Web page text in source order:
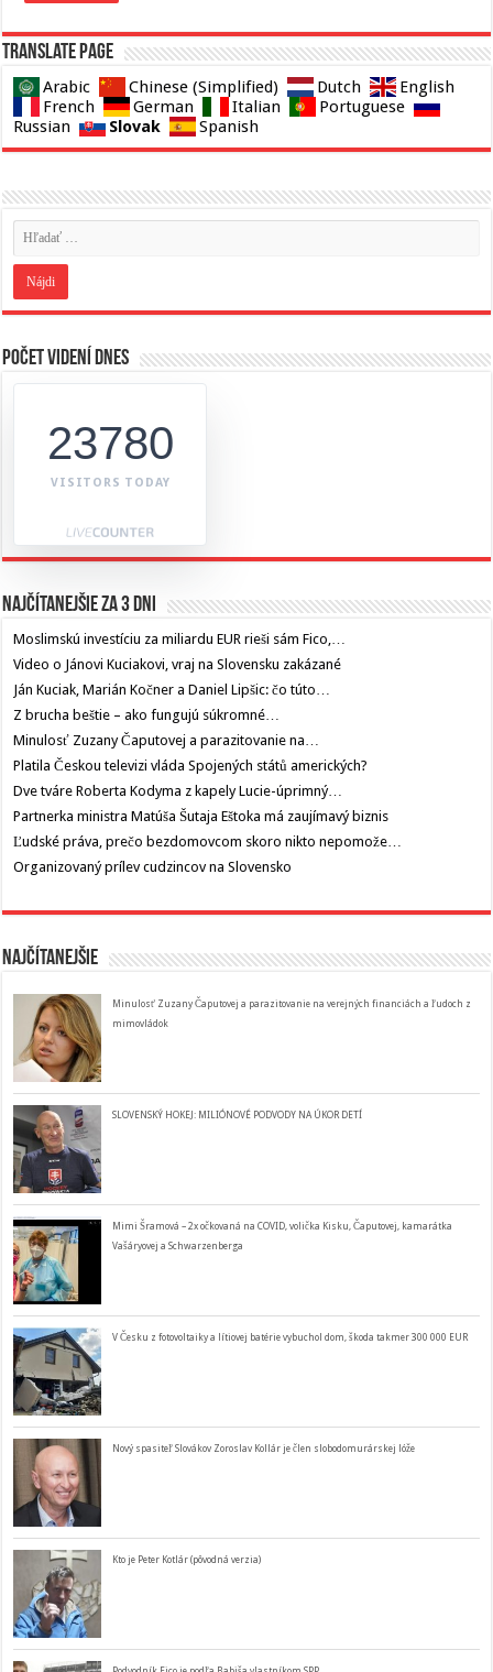
Translate page
Arabic Chinese (Simplified) Dutch
English
French
German Italian
Portuguese
Russian
Slovak Spanish
Počet videní dnes
23780
VISITORS TODAY
Najčítanejšie za 3 dni
Moslimskú investíciu za miliardu EUR rieši sám Fico,…
Video o Jánovi Kuciakovi, vraj na Slovensku zakázané
Ján Kuciak, Marián Kočner a Daniel Lipšic: čo túto…
Z brucha beštie – ako fungujú súkromné…
Minulosť Zuzany Čaputovej a parazitovanie na…
Platila Českou televizi vláda Spojených států amerických?
Dve tváre Roberta Kodyma z kapely Lucie-úprimný…
Partnerka ministra Matúša Šutaja Eštoka má zaujímavý biznis
Ľudské práva, prečo bezdomovcom skoro nikto nepomože…
Organizovaný prílev cudzincov na Slovensko
Najčítanejšie
Minulosť Zuzany Čaputovej a parazitovanie na verejných financiách a ľudoch z
mimovládok
SLOVENSKÝ HOKEJ: MILIÓNOVÉ PODVODY NA ÚKOR DETÍ
Mimi Šramová – 2x očkovaná na COVID, volička Kisku, Čaputovej, kamarátka
Vašáryovej a Schwarzenberga
V Česku z fotovoltaiky a lítiovej batérie vybuchol dom, škoda takmer 300 000 EUR
Nový spasiteľ Slovákov Zoroslav Kollár je člen slobodomurárskej lóže
Kto je Peter Kotlár (pôvodná verzia)